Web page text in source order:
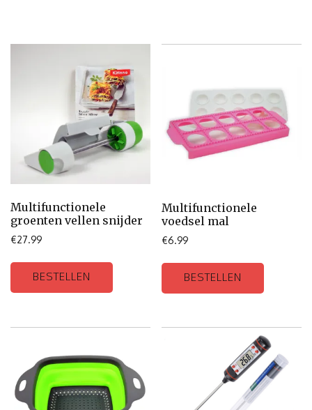
Multifunctionele
groenten vellen snijder
€27.99
BESTELLEN
Multifunctionele
voedsel mal
€6.99
BESTELLEN